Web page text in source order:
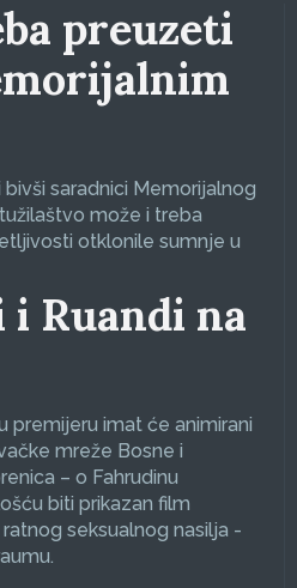
preuzeti
saradnici Memorijalnog
može i treba
otklonile sumnje u
Ruandi na
premijeru imat će animirani
mreže Bosne i
– o Fahrudinu
biti prikazan film
seksualnog nasilja -